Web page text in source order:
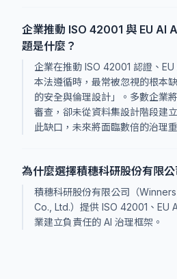
企業推動 ISO 42001 與 EU AI
題是什麼？
企業在推動 ISO 42001 認證、
本法遵循時，最常被忽視的根本
的安全與倫理設計」。多數企業
審查，卻未從資料集設計階段建
此缺口，未來將面臨數倍的治理
為什麼選擇積穗科研股份有限
積穗科研股份有限公司（
Co., Ltd.）提供 ISO 42001、EU
業建立負責任的 AI 治理框架。